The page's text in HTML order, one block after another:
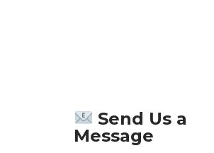
Send Us a
Message